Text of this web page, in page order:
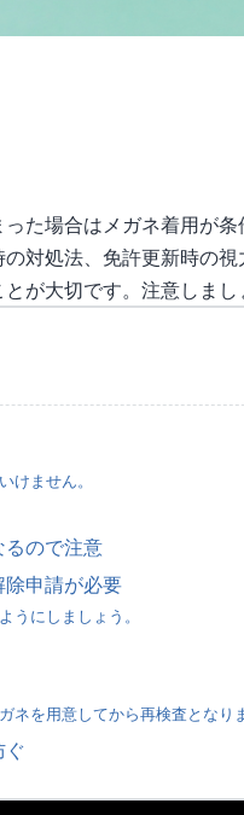
た場合はメガネ着用が条
対処法、免許更新時の
が大切です。注意しまし
ません。
ので注意
申請が必要
にしましょう。
を用意してから再検査となりま
ぐ